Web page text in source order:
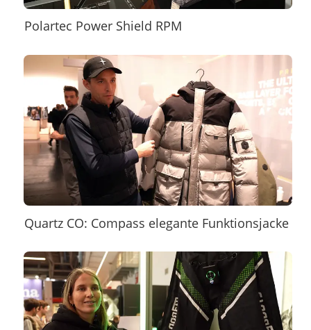
Polartec Power Shield RPM
Quartz CO: Compass elegante Funktionsjacke